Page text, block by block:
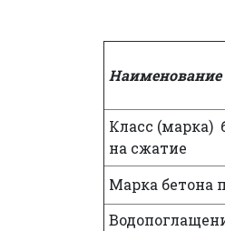
Наименование
Класс (марка)
на сжатие
Марка бетона